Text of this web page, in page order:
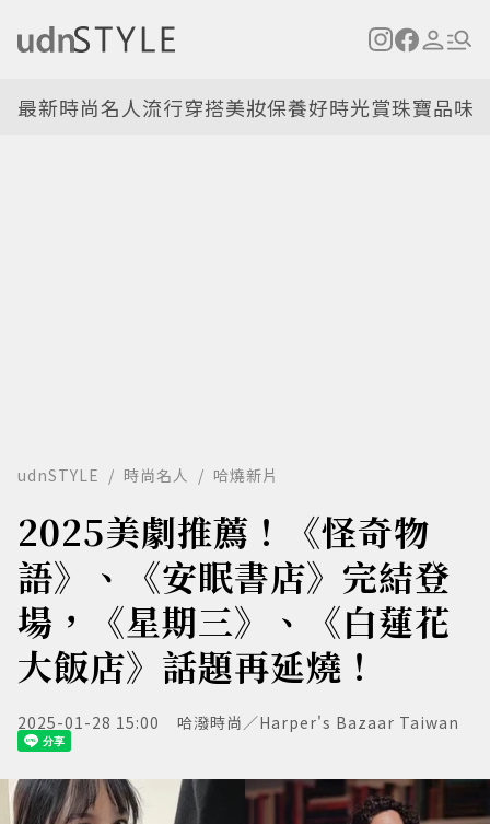
最新時尚名人流行穿搭美妝保養好時光賞珠寶品味
udnSTYLE 時尚名人 哈燒新片
2025美劇推薦！《怪奇物
語》、《安眠書店》完結登
場，《星期三》、《白蓮花
大飯店》話題再延燒！
2025-01-28 15:00 哈潑時尚／Harper's Bazaar Taiwan